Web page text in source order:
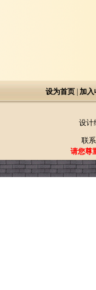
设为首页| 加入
设计
联
请您尊